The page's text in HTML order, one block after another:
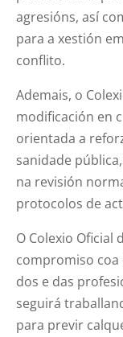
agresións, así
para a xestión
conflito.
Ademais, o
modificación en
orientada a
sanidade
na revisión
protocolos de
O Colexio Oficial
compromiso coa
dos e das
seguirá
para previr